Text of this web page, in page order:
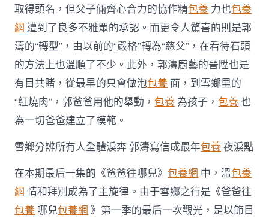
取得頭名，但父子倆齊心合力的協作精包養 力也包養
網 遭到了良多不雅眾的承認。而更令人驚喜的則是郭
濤的“轉型”，由以前的“嚴格”轉為“慈父”，在看待石頭
的方法上也溫順了不少。此外，郭濤廚藝的晉陞也是
有目共睹，從最早的只會做泡包養 面，到雪鄉里的
“紅燒肉”，郭爸爸用他的舉動，包養 為孩子，包養 也
為一切爸爸建立了模範。
雪鄉分辨所有人全體淚奔 郭濤寫信成最年包養 夜淚點
在本期最后一集的《爸爸往哪兒》包養網 中，溫包養
網 情和拜別成為了主旋律。由于雪鄉之行是《爸爸往
包養 哪兒包養網 》第一季的最后一次觀光，是以節目